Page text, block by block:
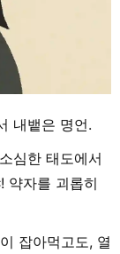
내뱉은 명언.
심한 태도에서
약자를 괴롭히
잡아먹고도, 열